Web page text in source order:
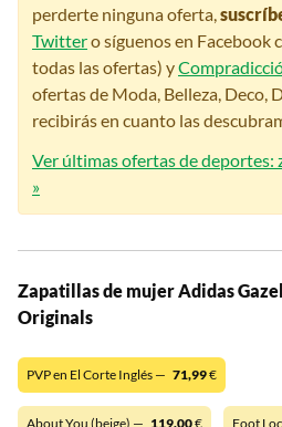
perderte ninguna oferta,
Twittero síguenos en Facebook
todas las ofertas) y
ofertas de Moda, Belleza, Deco,
recibirás en cuanto las
Ver últimas ofertas de deportes:
»
Zapatillas de mujer Adidas
Originals
PVP en El Corte Inglés — 71,99€
About You (beige) — 119,00€ Foot